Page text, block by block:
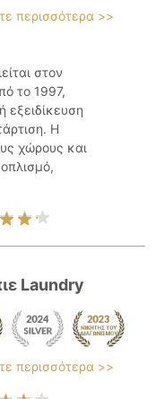
περισσότερα >>
στον
το 1997,
εξειδίκευση
Η
χώρους και
Laundry
περισσότερα >>